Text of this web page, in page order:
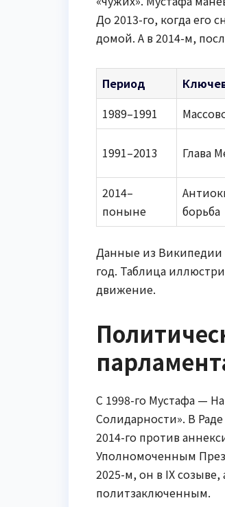
До 2013-го, когда его
домой. А в 2014-м,
Период
1989–1991
1991–2013 Глава
2014–
поныне
борьба
Данные из Википедии
год. Таблица
движение.
С 1998-го Мустафа —
Солидарности». В
2014-го против
Уполномоченным
2025-м, он в IX
политзаключенным.